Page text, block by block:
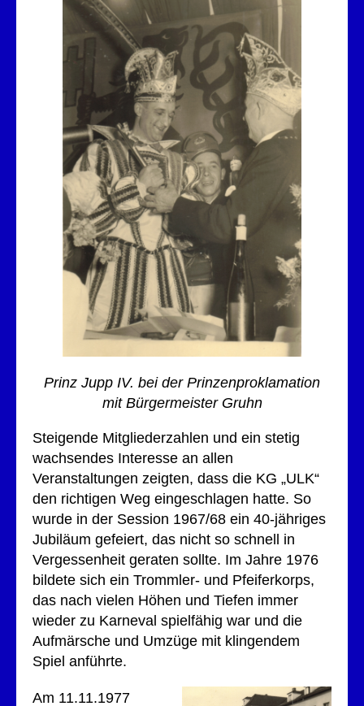
Prinz Jupp IV. bei der Prinzenproklamation
mit Bürgermeister Gruhn
Steigende Mitgliederzahlen und ein stetig
wachsendes Interesse an allen
Veranstaltungen zeigten, dass die KG „ULK“
den richtigen Weg eingeschlagen hatte. So
wurde in der Session 1967/68 ein 40-jähriges
Jubiläum gefeiert, das nicht so schnell in
Vergessenheit geraten sollte. Im Jahre 1976
bildete sich ein Trommler- und Pfeiferkorps,
das nach vielen Höhen und Tiefen immer
wieder zu Karneval spielfähig war und die
Aufmärsche und Umzüge mit klingendem
Spiel anführte.
Am 11.11.1977